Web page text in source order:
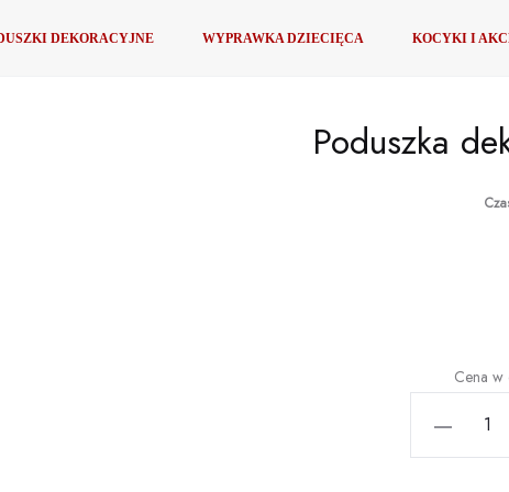
DEKORACYJNE WYPRAWKA DZIECIĘCA KOCYKI I
dekoracyjna zimowy Jelonek
Poduszka
35,00 zł.
Cena w